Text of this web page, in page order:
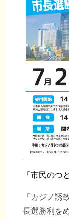
「市民のつ
「カジノ誘
長選勝利を